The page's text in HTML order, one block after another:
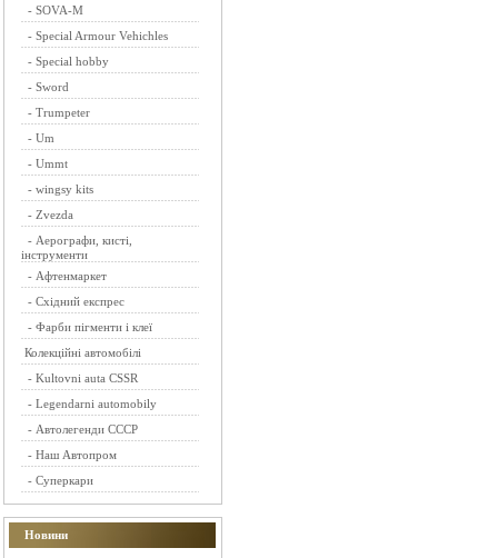
- SOVA-M
- Special Armour Vehichles
- Special hobby
- Sword
- Trumpeter
- Um
- Ummt
- wingsy kits
- Zvezda
- Аерографи, кисті,
інструменти
- Афтенмаркет
- Східний експрес
- Фарби пігменти і клеї
Колекційні автомобілі
- Kultovni auta CSSR
- Legendarni automobily
- Автолегенди СССР
- Наш Автопром
- Суперкари
Новини